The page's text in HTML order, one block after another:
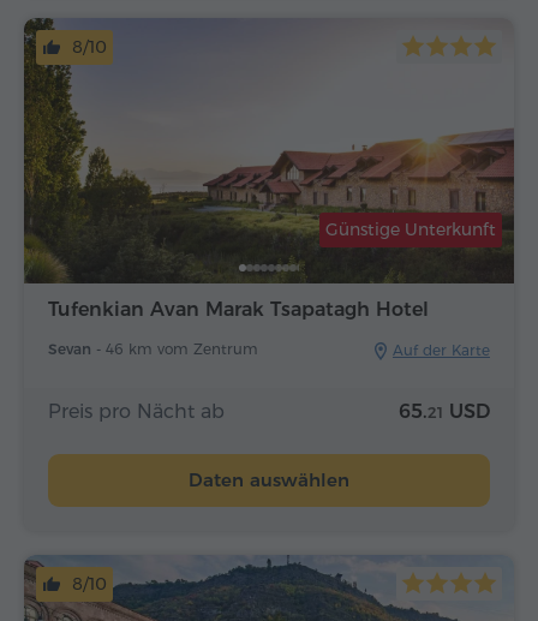
Tufenkian Avan Marak Tsapatagh Hotel
Sevan - 46 km vom Zentrum Auf der Karte
Günstige Unterkunft
8/10
Preis pro Nächt ab 65.21 USD
Daten auswählen
8/10